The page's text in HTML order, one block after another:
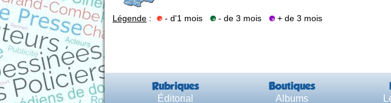
Légende : - d'1 mois - de 3 mois + de 3 mois
Rubriques Boutiques
Éditorial Albums